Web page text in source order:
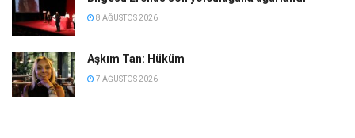
8 AĞUSTOS 2026
Aşkım Tan: Hüküm
7 AĞUSTOS 2026